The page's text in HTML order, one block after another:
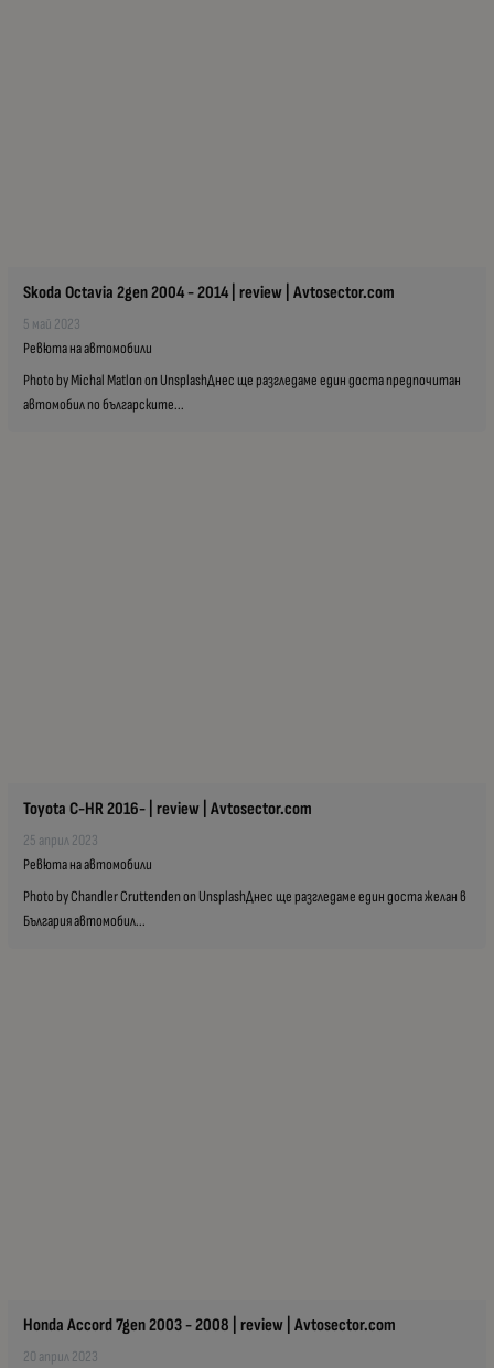
Skoda Octavia 2gen 2004 - 2014 | review | Avtosector.com
5 май 2023
Ревюта на автомобили
Photo by Michal Matlon on UnsplashДнес ще разгледаме един доста предпочитан
автомобил по българските...
Toyota C-HR 2016- | review | Avtosector.com
25 април 2023
Ревюта на автомобили
Photo by Chandler Cruttenden on UnsplashДнес ще разгледаме един доста желан в
България автомобил...
Honda Accord 7gen 2003 - 2008 | review | Avtosector.com
20 април 2023